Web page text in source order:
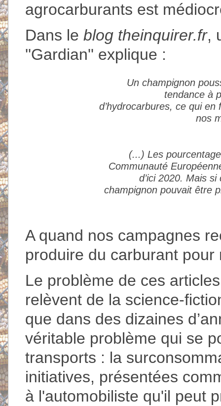
agrocarburants est
Dans le blog theinquirer.fr,
''Gardian'' explique :
Un champignon
tendance à
d’hydrocarbures, ce qui
nos
(...) Les
Communauté
d’ici 2020. Mais
champignon pouvait être
A quand nos campagnes
produire du carburant pour
Le problème de ces
relèvent de la science-
que dans des dizaines
véritable problème qui se
transports : la
initiatives, présentées
à l'automobiliste qu'il peut